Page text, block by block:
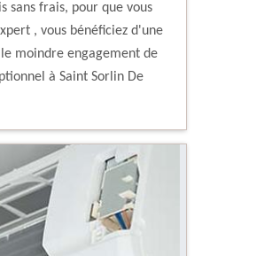
sans frais, pour que vous
, vous bénéficiez d'une
moindre engagement de
à Saint Sorlin De